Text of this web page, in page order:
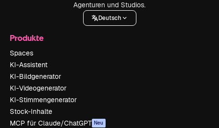
Agenturen und Studios.
Deutsch
Produkte
Spaces
KI-Assistent
KI-Bildgenerator
KI-Videogenerator
KI-Stimmengenerator
Stock-Inhalte
MCP für Claude/ChatGPT Neu